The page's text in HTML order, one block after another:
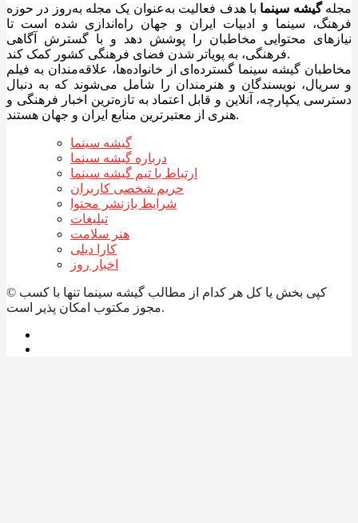
مجلهگیشه سینما با هدف فعالیت به‌عنوان یک مجله به‌روز در حوزه
فرهنگ، سینما و ادبیات ایران و جهان راه‌اندازی شده است تا
نیازهای محتوایی مخاطبان را پوشش دهد و با گسترش آگاهی
فرهنگی، به پویاتر شدن فضای فرهنگی کشور کمک کند.
مخاطبان گیشه سینما گسترده‌ای از خانواده‌ها، علاقه‌مندان به فیلم
و سریال، نویسندگان و هنرمندان را شامل می‌شوند که به دنبال
دسترسی یکپارچه، آنلاین و قابل اعتماد به تازه‌ترین اخبار فرهنگی و
هنری از معتبرترین منابع ایران و جهان هستند.
گیشه سینما
درباره گیشه سینما
ارتباط با تیم گیشه سینما
حریم شخصی کاربران
شرایط بازنشر محتوا
تبلیغات
هنر سلامت
کارا دیلی
اخبار روز
© کپی بخش یا کل هر کدام از مطالب گیشه سینما تنها با کسب
مجوز مکتوب امکان پذیر است.